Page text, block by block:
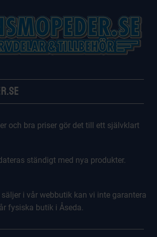
och bra priser gör det till ett självklart
ständigt med nya produkter.
i vår webbutik kan vi inte garantera
fysiska butik i Åseda.